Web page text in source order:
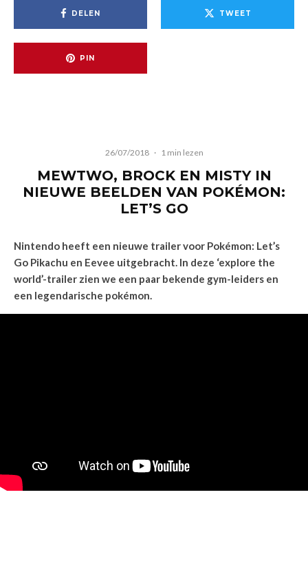
DELEN TWEET
PIN
26/07/2018 · 1 min lezen
MEWTWO, BROCK EN MISTY IN
NIEUWE BEELDEN VAN POKÉMON:
LET’S GO
Nintendo heeft een nieuwe trailer voor Pokémon: Let’s
Go Pikachu en Eevee uitgebracht. In deze ‘explore the
world’-trailer zien we een paar bekende gym-leiders en
een legendarische pokémon.